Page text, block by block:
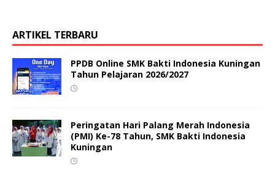
ARTIKEL TERBARU
PPDB Online SMK Bakti Indonesia Kuningan
Tahun Pelajaran 2026/2027
Peringatan Hari Palang Merah Indonesia
(PMI) Ke-78 Tahun, SMK Bakti Indonesia
Kuningan